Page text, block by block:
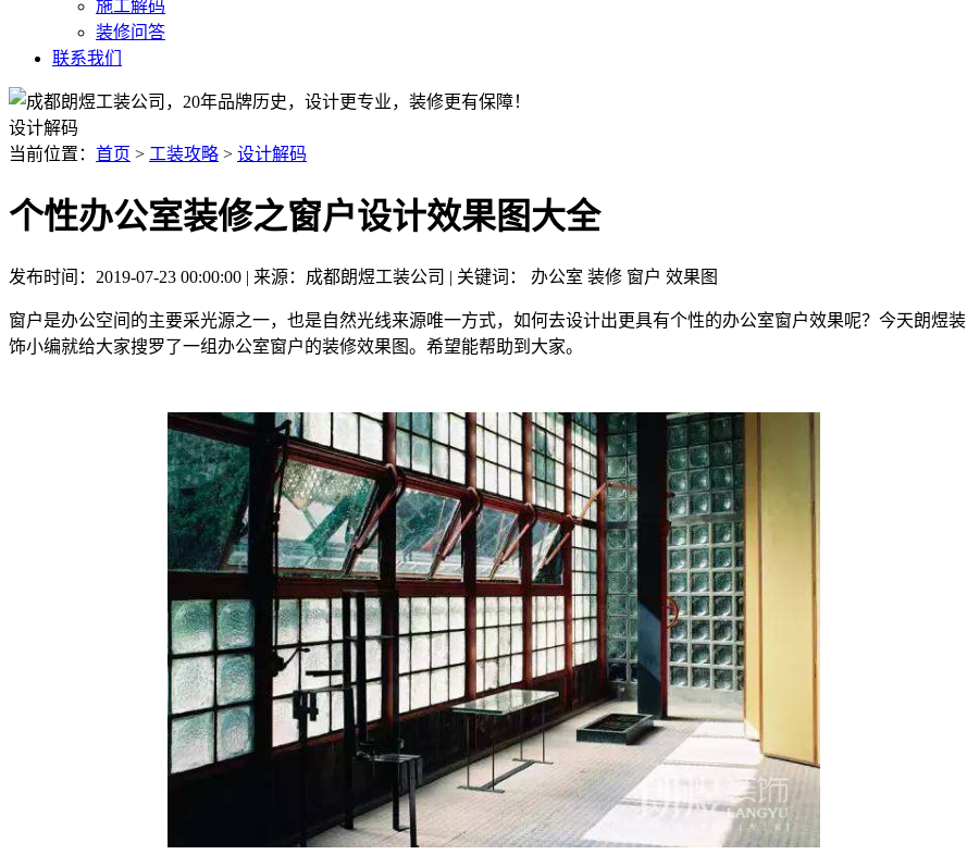
施工解码
装修问答
联系我们
设计解码
当前位置： 首页 > 工装攻略 > 设计解码
个性办公室装修之窗户设计效果图大全
发布时间：2019-07-23 00:00:00 | 来源：成都朗煜工装公司 | 关键词： 办公室 装修 窗户 效果图
窗户是办公空间的主要采光源之一，也是自然光线来源唯一方式，如何去设计出更具有个性的办公室窗户效果呢？今天朗煜装
饰小编就给大家搜罗了一组办公室窗户的装修效果图。希望能帮助到大家。